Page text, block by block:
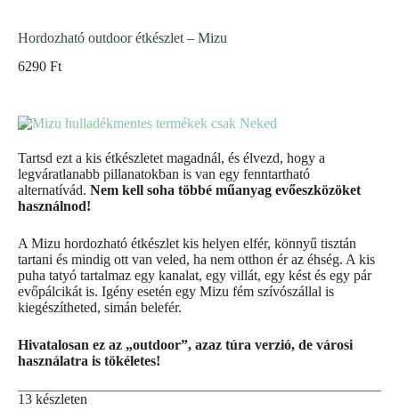
Hordozható outdoor étkészlet – Mizu
6290 Ft
Tartsd ezt a kis étkészletet magadnál, és élvezd, hogy a
legváratlanabb pillanatokban is van egy fenntartható
alternatívád. Nem kell soha többé műanyag evőeszközöket
használnod!
A Mizu hordozható étkészlet kis helyen elfér, könnyű tisztán
tartani és mindig ott van veled, ha nem otthon ér az éhség. A kis
puha tatyó tartalmaz egy kanalat, egy villát, egy kést és egy pár
evőpálcikát is. Igény esetén egy Mizu fém szívószállal is
kiegészítheted, simán belefér.
Hivatalosan ez az „outdoor”, azaz túra verzió, de városi
használatra is tökéletes!
13 készleten